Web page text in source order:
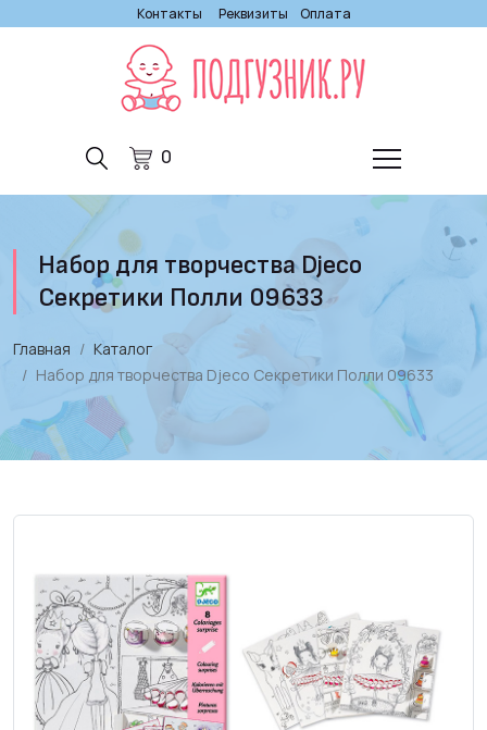
Контакты Реквизиты Оплата
0
Набор для творчества Djeco
Секретики Полли 09633
Главная
Каталог
Набор для творчества Djeco Секретики Полли 09633